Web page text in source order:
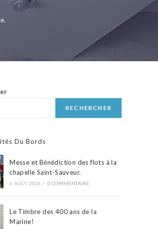
RECHERCHER
Du Bords
Messe et Bénédiction des flots à la
chapelle Saint-Sauveur.
6 AOÛT 2026 / 0 COMMENTAIRE
Le Timbre des 400 ans de la
Marine!